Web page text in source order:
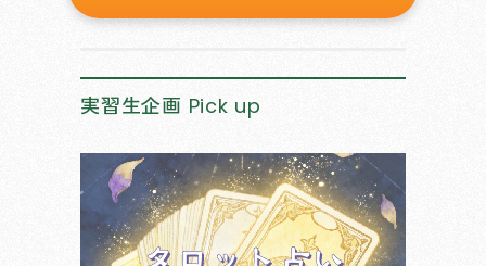
実習生企画 Pick up